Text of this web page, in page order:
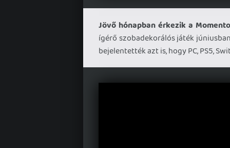
Jövő hónapban érkezik a
ígérő szobadekorálós játék
bejelentették azt is, hogy PC, PS5,